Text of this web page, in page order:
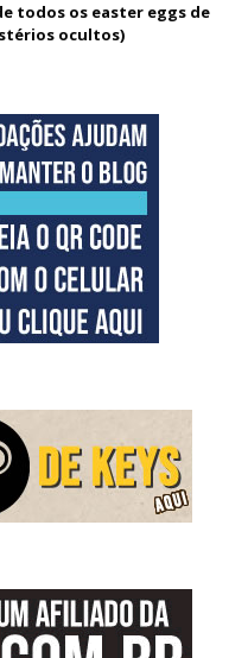
todos os easter eggs de
ocultos)